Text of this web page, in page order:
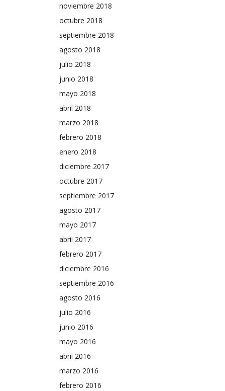
noviembre 2018
octubre 2018
septiembre 2018
agosto 2018
julio 2018
junio 2018
mayo 2018
abril 2018
marzo 2018
febrero 2018
enero 2018
diciembre 2017
octubre 2017
septiembre 2017
agosto 2017
mayo 2017
abril 2017
febrero 2017
diciembre 2016
septiembre 2016
agosto 2016
julio 2016
junio 2016
mayo 2016
abril 2016
marzo 2016
febrero 2016